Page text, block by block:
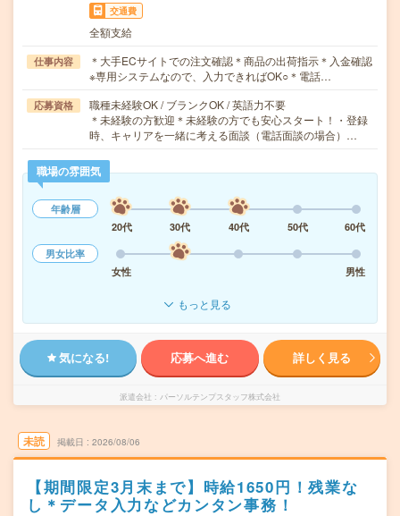
交通費
全額支給
仕事内容
＊大手ECサイトでの注文確認＊商品の出荷指示＊入金確認
※専用システムなので、入力できればOK○＊電話…
応募資格
職種未経験OK / ブランクOK / 英語力不要
＊未経験の方歓迎＊未経験の方でも安心スタート！・登録
時、キャリアを一緒に考える面談（電話面談の場合）…
職場の雰囲気
年齢層
20代
30代 40代 50代
60代
男女比率
女性
男性
もっと見る
気になる! 応募へ進む 詳しく見る
派遣会社 パーソルテンプスタッフ株式会社
未読 掲載日 2026/08/06
【期間限定3月末まで】時給1650円！残業な
し＊データ入力などカンタン事務！